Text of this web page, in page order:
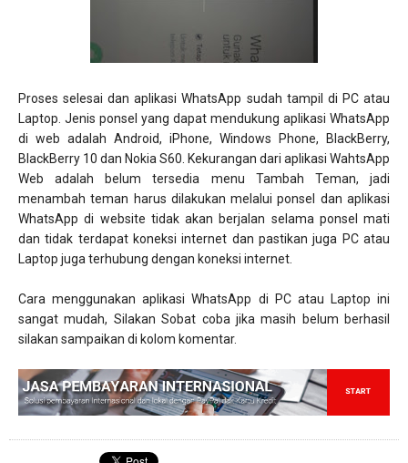
Proses selesai dan aplikasi WhatsApp sudah tampil di PC atau
Laptop. Jenis ponsel yang dapat mendukung aplikasi WhatsApp
di web adalah Android, iPhone, Windows Phone, BlackBerry,
BlackBerry 10 dan Nokia S60. Kekurangan dari aplikasi WahtsApp
Web adalah belum tersedia menu Tambah Teman, jadi
menambah teman harus dilakukan melalui ponsel dan aplikasi
WhatsApp di website tidak akan berjalan selama ponsel mati
dan tidak terdapat koneksi internet dan pastikan juga PC atau
Laptop juga terhubung dengan koneksi internet.
Cara menggunakan aplikasi WhatsApp di PC atau Laptop ini
sangat mudah, Silakan Sobat coba jika masih belum berhasil
silakan sampaikan di kolom komentar.